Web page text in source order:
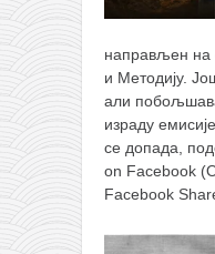
направљен на
и Методију.
али
израду
се допада,
on Facebook
Facebook